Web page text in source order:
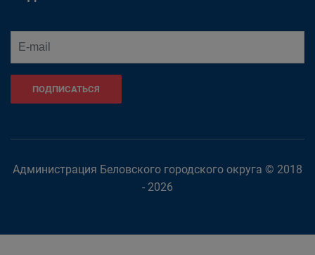
ПОДПИСАТЬСЯ
Администрация Беловского городского округа © 2018
- 2026